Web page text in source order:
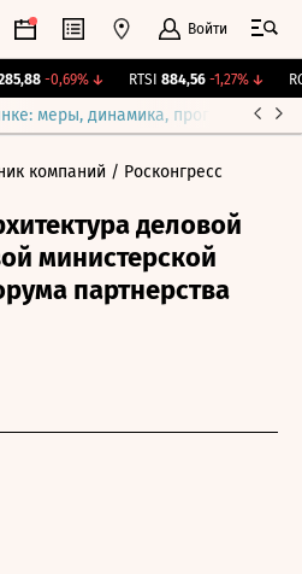
Войти
-0,69%↓ RTSI 884,56 -1,27%↓
меры, динамика, прогнозы
компаний / Росконгресс
деловой
министерской
партнерства